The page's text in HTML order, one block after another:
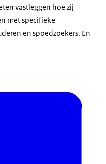
vastleggen hoe zij
met specifieke
en spoedzoekers. En